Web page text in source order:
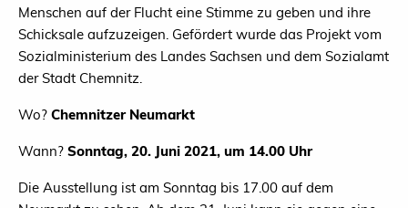
Menschen auf der Flucht eine Stimme zu geben und ihre
Schicksale aufzuzeigen. Gefördert wurde das Projekt vom
Sozialministerium des Landes Sachsen und dem Sozialamt
der Stadt Chemnitz.
Wo? Chemnitzer Neumarkt
Wann? Sonntag, 20. Juni 2021, um 14.00 Uhr
Die Ausstellung ist am Sonntag bis 17.00 auf dem